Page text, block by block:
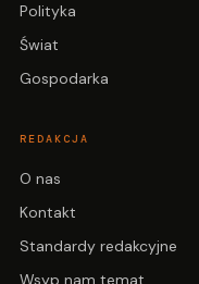
Polityka
Świat
Gospodarka
REDAKCJA
O nas
Kontakt
Standardy redakcyjne
Wsyp nam temat